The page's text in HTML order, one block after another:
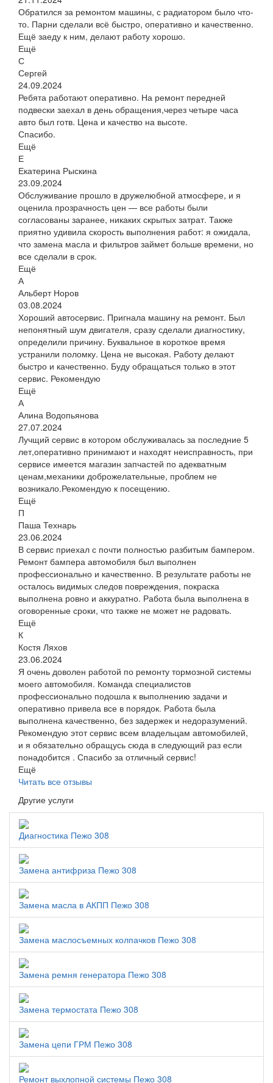
Обратился за ремонтом машины, с радиатором было что-
то. Парни сделали всё быстро, оперативно и качественно.
Ещё заеду к ним, делают работу хорошо.
Ещё
С
Сергей
24.09.2024
Ребята работают оперативно. На ремонт передней
подвески заехал в день обращения,через четыре часа
авто был готв. Цена и качество на высоте.
Спасибо.
Ещё
Е
Екатерина Рыскина
23.09.2024
Обслуживание прошло в дружелюбной атмосфере, и я
оценила прозрачность цен — все работы были
согласованы заранее, никаких скрытых затрат. Также
приятно удивила скорость выполнения работ: я ожидала,
что замена масла и фильтров займет больше времени, но
все сделали в срок.
Ещё
А
Альберт Норов
03.08.2024
Хороший автосервис. Пригнала машину на ремонт. Был
непонятный шум двигателя, сразу сделали диагностику,
определили причину. Буквальное в короткое время
устранили поломку. Цена не высокая. Работу делают
быстро и качественно. Буду обращаться только в этот
сервис. Рекомендую
Ещё
А
Алина Водопьянова
27.07.2024
Лучщий сервис в котором обслуживалась за последние 5
лет,оперативно принимают и находят неисправность, при
сервисе имеется магазин запчастей по адекватным
ценам,механики доброжелательные, проблем не
возникало.Рекомендую к посещению.
Ещё
П
Паша Технарь
23.06.2024
В сервис приехал с почти полностью разбитым бампером.
Ремонт бампера автомобиля был выполнен
профессионально и качественно. В результате работы не
осталось видимых следов повреждения, покраска
выполнена ровно и аккуратно. Работа была выполнена в
оговоренные сроки, что также не может не радовать.
Ещё
К
Костя Ляхов
23.06.2024
Я очень доволен работой по ремонту тормозной системы
моего автомобиля. Команда специалистов
профессионально подошла к выполнению задачи и
оперативно привела все в порядок. Работа была
выполнена качественно, без задержек и недоразумений.
Рекомендую этот сервис всем владельцам автомобилей,
и я обязательно обращусь сюда в следующий раз если
понадобится . Спасибо за отличный сервис!
Ещё
Читать все отзывы
Другие услуги
Диагностика Пежо 308
Замена антифриза Пежо 308
Замена масла в АКПП Пежо 308
Замена маслосъемных колпачков Пежо 308
Замена ремня генератора Пежо 308
Замена термостата Пежо 308
Замена цепи ГРМ Пежо 308
Ремонт выхлопной системы Пежо 308